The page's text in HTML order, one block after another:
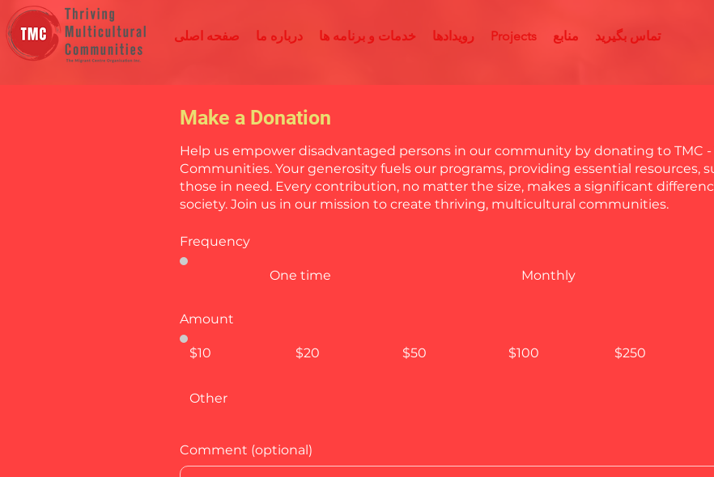
صفحه اصلی درباره ما خدمات و برنامه ها رویدادها Projects منابع تماس بگیرید
Make a Donation
Help us empower disadvantaged persons in our community by donating to TMC
Communities. Your generosity fuels our programs, providing essential resources,
those in need. Every contribution, no matter the size, makes a significant
society. Join us in our mission to create thriving, multicultural communities.
Frequency
One time Monthly
Amount
$10 $20 $50 $100 $250
Other
Comment (optional)